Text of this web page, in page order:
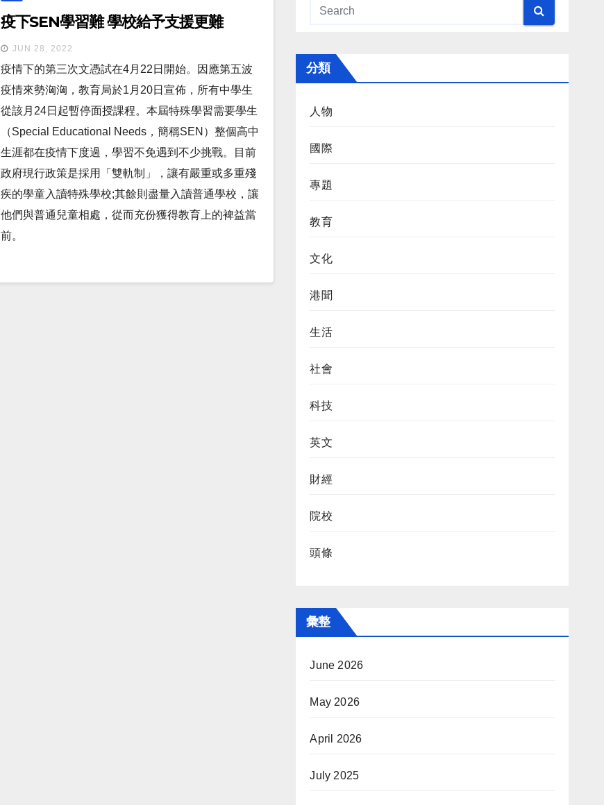
疫下SEN學習難 學校給予支援更難
JUN 28, 2022
疫情下的第三次文憑試在4月22日開始。因應第五波
疫情來勢洶洶，教育局於1月20日宣佈，所有中學生
從該月24日起暫停面授課程。本屆特殊學習需要學生
（Special Educational Needs，簡稱SEN）整個高中
生涯都在疫情下度過，學習不免遇到不少挑戰。目前
政府現行政策是採用「雙軌制」，讓有嚴重或多重殘
疾的學童入讀特殊學校;其餘則盡量入讀普通學校，讓
他們與普通兒童相處，從而充份獲得教育上的裨益當
前。
分類
人物
國際
專題
教育
文化
港聞
生活
社會
科技
英文
財經
院校
頭條
彙整
June 2026
May 2026
April 2026
July 2025